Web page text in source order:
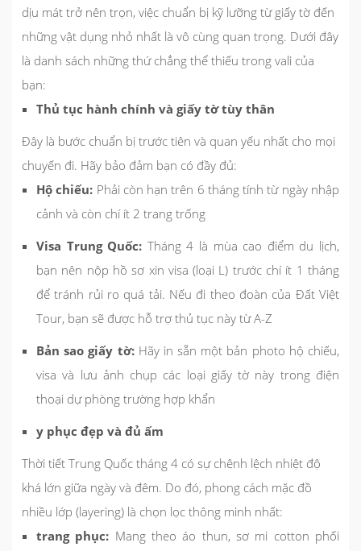
dịu mát trở nên trọn, việc chuẩn bị kỹ lưỡng từ giấy tờ đến
những vật dụng nhỏ nhất là vô cùng quan trọng. Dưới đây
là danh sách những thứ chẳng thể thiếu trong vali của
bạn:
Thủ tục hành chính và giấy tờ tùy thân
Đây là bước chuẩn bị trước tiên và quan yếu nhất cho mọi
chuyến đi. Hãy bảo đảm bạn có đầy đủ:
Hộ chiếu: Phải còn hạn trên 6 tháng tính từ ngày nhập
cảnh và còn chí ít 2 trang trống
Visa Trung Quốc: Tháng 4 là mùa cao điểm du lịch,
bạn nên nộp hồ sơ xin visa (loại L) trước chí ít 1 tháng
để tránh rủi ro quá tải. Nếu đi theo đoàn của Đất Việt
Tour, bạn sẽ được hỗ trợ thủ tục này từ A-Z
Bản sao giấy tờ: Hãy in sẵn một bản photo hộ chiếu,
visa và lưu ảnh chụp các loại giấy tờ này trong điện
thoại dự phòng trường hợp khẩn
y phục đẹp và đủ ấm
Thời tiết Trung Quốc tháng 4 có sự chênh lệch nhiệt độ
khá lớn giữa ngày và đêm. Do đó, phong cách mặc đồ
nhiều lớp (layering) là chọn lọc thông minh nhất:
trang phục: Mang theo áo thun, sơ mi cotton phối